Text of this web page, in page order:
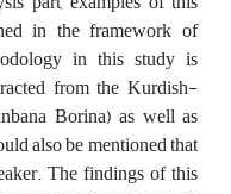
in the framework of
in this study is
from the Kurdish-
Borina) as well as
also be mentioned that
The findings of this